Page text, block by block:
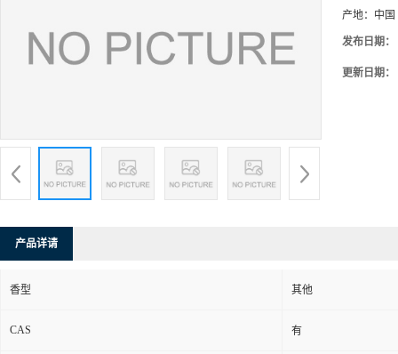
产地： 中国
发布日期：
更新日期：
产品详请
香型 其他
CAS 有